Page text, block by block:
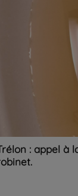
: appel à